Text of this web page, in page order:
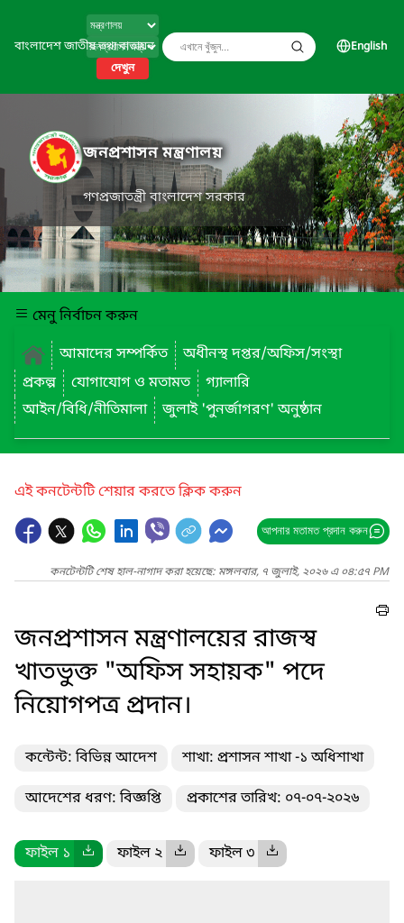
বাংলাদেশ জাতীয় তথ্য বাতায়ন
দেখুন
English
জনপ্রশাসন মন্ত্রণালয়
গণপ্রজাতন্ত্রী বাংলাদেশ সরকার
মেনু নির্বাচন করুন
আমাদের সম্পর্কিত
অধীনস্থ দপ্তর/অফিস/সংস্থা
প্রকল্প
যোগাযোগ ও মতামত
গ্যালারি
আইন/বিধি/নীতিমালা
জুলাই 'পুনর্জাগরণ' অনুষ্ঠান
এই কনটেন্টটি শেয়ার করতে ক্লিক করুন
আপনার মতামত প্রদান করুন
কনটেন্টটি শেষ হাল-নাগাদ করা হয়েছে: মঙ্গলবার, ৭ জুলাই, ২০২৬ এ ০৪:৫৭ PM
জনপ্রশাসন মন্ত্রণালয়ের রাজস্ব
খাতভুক্ত "অফিস সহায়ক" পদে
নিয়োগপত্র প্রদান।
কন্টেন্ট: বিভিন্ন আদেশ শাখা: প্রশাসন শাখা -১ অধিশাখা
আদেশের ধরণ: বিজ্ঞপ্তি প্রকাশের তারিখ: ০৭-০৭-২০২৬
ফাইল ১ ফাইল ২ ফাইল ৩